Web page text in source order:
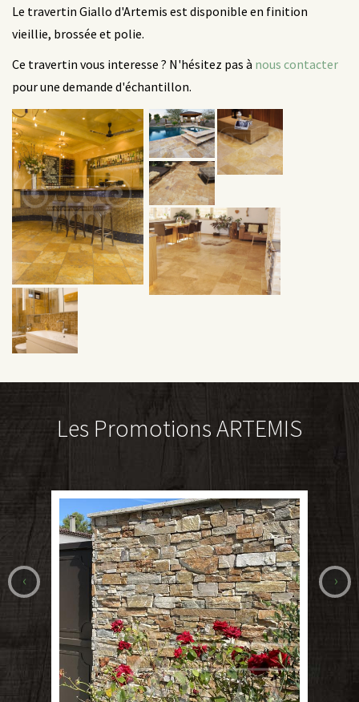
Le travertin Giallo d'Artemis est disponible en finition
vieillie, brossée et polie.
Ce travertin vous interesse ? N'hésitez pas à nous contacter
pour une demande d'échantillon.
Les Promotions ARTEMIS
‹ ›